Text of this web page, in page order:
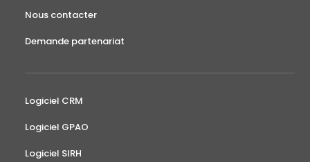
Nous contacter
Demande partenariat
Logiciel CRM
Logiciel GPAO
Logiciel SIRH